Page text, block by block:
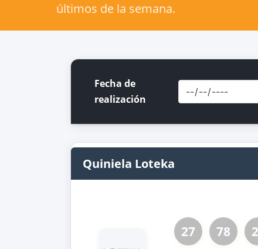
últimos de la semana.
Fecha de
realización
Quiniela Loteka
27 78